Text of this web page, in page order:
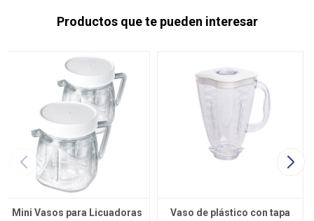
Productos que te pueden interesar
Mini Vasos para Licuadoras Vaso de plástico con tapa